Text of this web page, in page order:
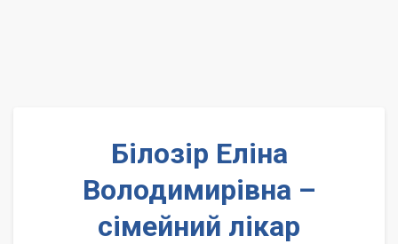
Білозір Еліна
Володимирівна –
сімейний лікар